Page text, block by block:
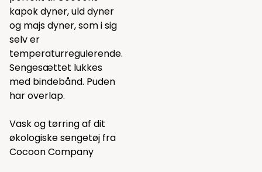
kapok dyner,uld dyner
og majs dyner, som i sig
selv er
temperaturregulerende.
Sengesættet lukkes
med bindebånd. Puden
har overlap.
Vask og tørring af dit
økologiske sengetøj fra
Cocoon Company